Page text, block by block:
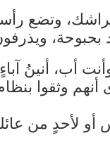
وتضع
بحبوحة،
أب، أنينُ
أنهم وثقوا
لأحدٍ من